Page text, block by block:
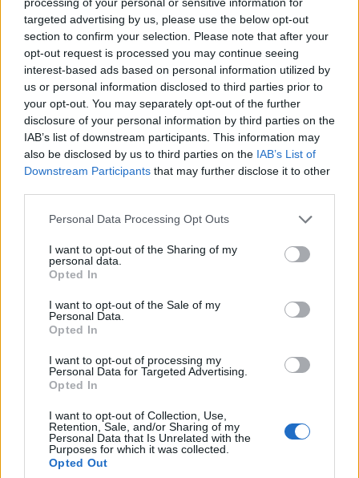
targeted advertising by us, please use the below opt-out
section to confirm your selection. Please note that after your
opt-out request is processed you may continue seeing
interest-based ads based on personal information utilized by
us or personal information disclosed to third parties prior to
your opt-out. You may separately opt-out of the further
disclosure of your personal information by third parties on the
IAB’s list of downstream participants. This information may
also be disclosed by us to third parties on the IAB’s List of
Downstream Participants that may further disclose it to other
Personal Data Processing Opt Outs
I want to opt-out of the Sharing of my
personal data.
Opted In
I want to opt-out of the Sale of my
Personal Data.
Opted In
I want to opt-out of processing my
Personal Data for Targeted Advertising.
Opted In
I want to opt-out of Collection, Use,
Retention, Sale, and/or Sharing of my
Personal Data that Is Unrelated with the
Purposes for which it was collected.
Opted Out
Αμετανόητος “στρατηγός της πολυθρόνας”, ο
Obi Wan της παρέας, έχει δύο αδυναμίες: τα
strategy και οτιδήποτε έχει να κάνει με Star
Wars! Ανεπιβεβαίωτες πληροφορίες τον θέλουν
όμως να ξεφαντώνει με καραόκε και SingStar
κάθε είδους. Τον τελευταίο καιρό μάχεται στις
διαδικτυακές αρένες του StarCraft 2,
προσπαθώντας με κόπο και ιδρώτα να ανέβει
κατηγορία...
RELATEDPOSTS
Pragmata Review